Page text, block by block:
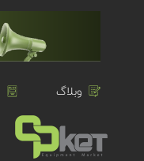
وبلاگ